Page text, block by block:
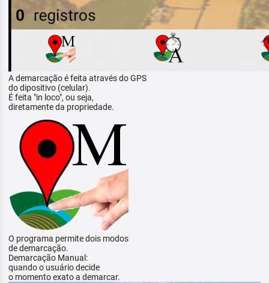
A demarcação é feita através do GPS
do dipositivo (celular).
É feita "in loco", ou seja,
diretamente da propriedade.
O programa permite dois modos
de demarcação.
Demarcação Manual:
quando o usuário decide
o momento exato a demarcar.